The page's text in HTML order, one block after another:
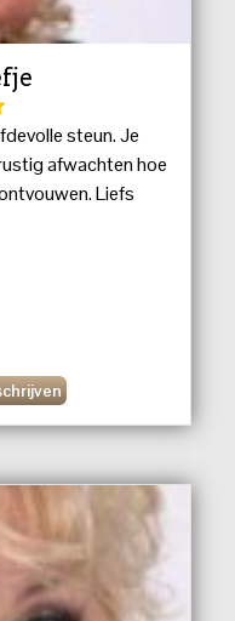
steun. Je
afwachten hoe
Liefs